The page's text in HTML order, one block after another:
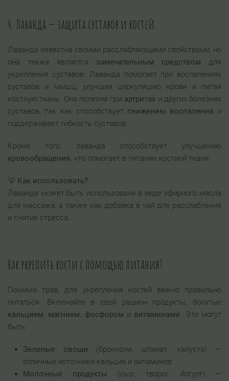
4. Лаванда — защита суставов и костей
Лаванда известна своими расслабляющими свойствами, но
она также является замечательным средством для
укрепления суставов. Лаванда помогает при воспалениях
суставов и мышц, улучшая циркуляцию крови и питая
костную ткань. Она полезна при артритах и других болезнях
суставов, так как способствует снижению воспаления и
поддерживает гибкость суставов.
Кроме того, лаванда способствует улучшению
кровообращения, что помогает в питании костной ткани.
💡 Как использовать?
Лаванда может быть использована в виде эфирного масла
для массажа, а также как добавка в чай для расслабления
и снятия стресса.
Как укрепить кости с помощью питания?
Помимо трав, для укрепления костей важно правильно
питаться. Включайте в свой рацион продукты, богатые
кальцием, магнием, фосфором и витаминами. Это могут
быть:
Зеленые овощи
(брокколи, шпинат, капуста) —
отличные источники кальция и витаминов.
Молочные продукты
(сыр, творог, йогурт) —